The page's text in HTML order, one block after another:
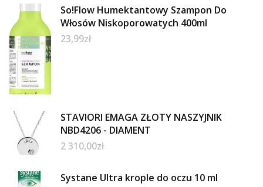
So!Flow Humektantowy Szampon Do
Włosów Niskoporowatych 400ml
23,99zł
STAVIORI EMAGA ZŁOTY NASZYJNIK
NBD4206 - DIAMENT
2 310,00zł
Systane Ultra krople do oczu 10 ml